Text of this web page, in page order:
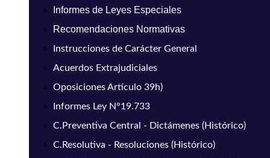
Informes de Leyes Especiales
Recomendaciones Normativas
Instrucciones de Carácter General
Acuerdos Extrajudiciales
Oposiciones Artículo 39h)
Informes Ley N°19.733
C.Preventiva Central - Dictámenes (Histórico)
C.Resolutiva - Resoluciones (Histórico)